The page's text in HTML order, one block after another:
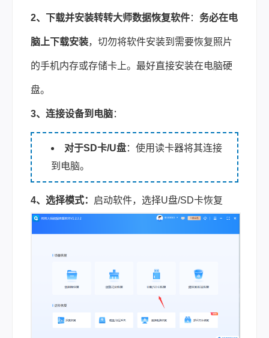
2、下载并安装转转大师数据恢复软件： 务必在电
脑上下载安装，切勿将软件安装到需要恢复照片
的手机内存或存储卡上。最好直接安装在电脑硬
盘。
3、连接设备到电脑：
对于SD卡/U盘：使用读卡器将其连接
到电脑。
4、选择模式： 启动软件， 选择U盘/SD卡恢复